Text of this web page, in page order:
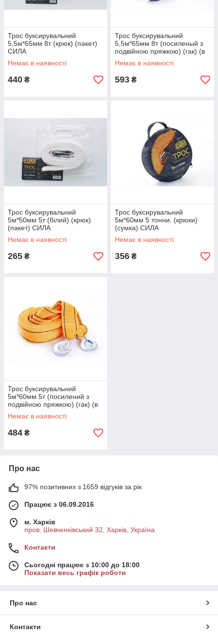
Трос буксирувальний
5,5м*65мм 8т (крюк) (пакет)
СИЛА
Немає в наявності
440 ₴
Трос буксирувальний
5,5м*65мм 8т (посиленый з
подвійною пряжкою) (гак) (в
блістері) СИЛА
Немає в наявності
593 ₴
Трос буксирувальний
5м*50мм 5т (білий) (крюк)
(пакет) СИЛА
Немає в наявності
265 ₴
Трос буксирувальний
5м*60мм 5 тонни. (крюки)
(сумка) СИЛА
Немає в наявності
356 ₴
Трос буксирувальний
5м*60мм 5т (посилений з
подвійною пряжкою) (гак) (в
блістері) СИЛА
Немає в наявності
484 ₴
Про нас
97% позитивних з 1659 відгуків за рік
Працює з 06.09.2016
м. Харків
пров. Шевченківський 32, Харків, Україна
Контакти
Сьогодні працює з 10:00 до 18:00
Показати весь графік роботи
Про нас
Контакти